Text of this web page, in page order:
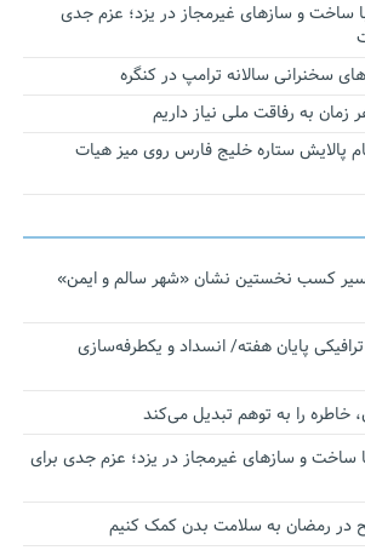
ساخت‌ و سازهای غیرمجاز در یزد؛ عزم جدی
سخنرانی سالانه ترامپ در کنگره
زمان به رفاقت ملی نیاز داریم
سهام پالایش ستاره خلیج فارس روی میز هیات
کسب نخستین نشان «شهر سالم و ایمن»
پایان هفته/ انسداد و یکطرفه‌سازی
خاطره را به توهم تبدیل می‌کند
ساخت‌ و سازهای غیرمجاز در یزد؛ عزم جدی برای
در رمضان به سلامت بدن کمک کنیم